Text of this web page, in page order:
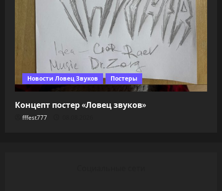
Новости Ловец Звуков Постеры
Концепт постер «Ловец звуков»
fffest777